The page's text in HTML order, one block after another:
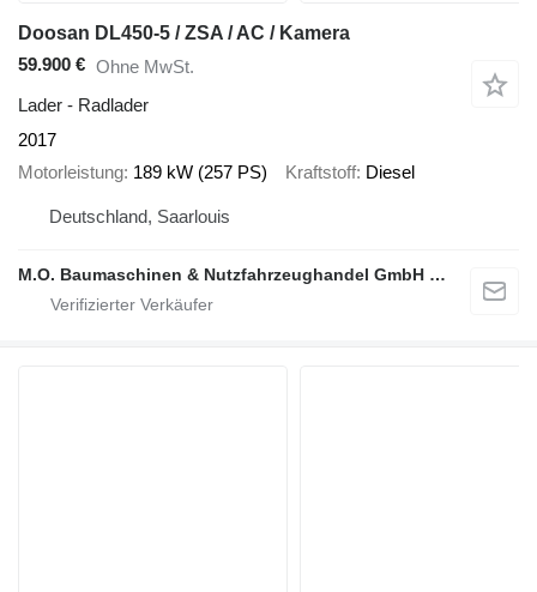
Doosan DL450-5 / ZSA / AC / Kamera
59.900 € Ohne MwSt.
Lader - Radlader
2017
Motorleistung 189 kW (257 PS) Kraftstoff Diesel
Deutschland, Saarlouis
M.O. Baumaschinen & Nutzfahrzeughandel GmbH & CO.